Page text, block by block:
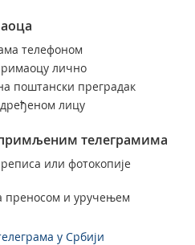
телефоном
лично
поштански преградак
лицу
телеграмима
или фотокопије
преносом и уручењем
у Србији